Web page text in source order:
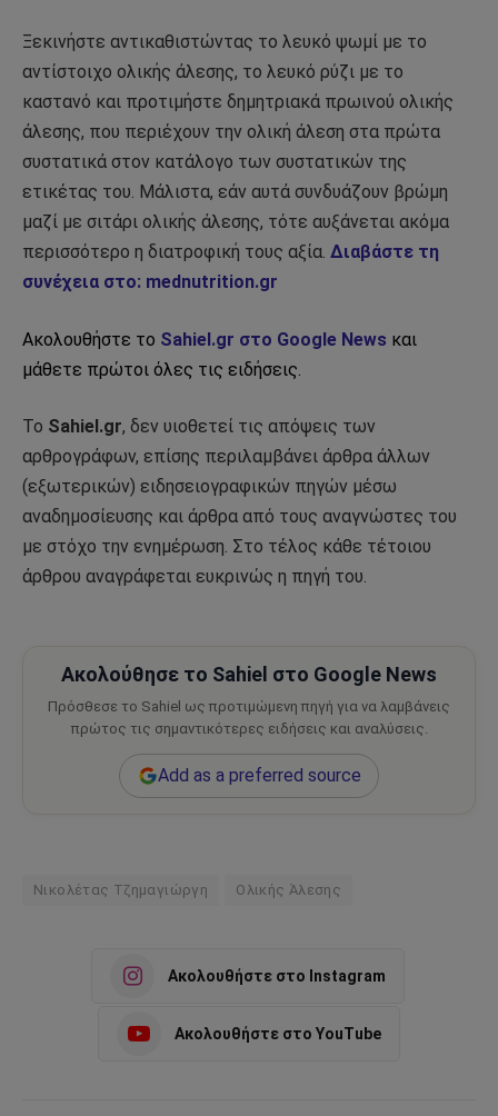
Ξεκινήστε αντικαθιστώντας το λευκό ψωμί με το
αντίστοιχο ολικής άλεσης, το λευκό ρύζι με το
καστανό και προτιμήστε δημητριακά πρωινού ολικής
άλεσης, που περιέχουν την ολική άλεση στα πρώτα
συστατικά στον κατάλογο των συστατικών της
ετικέτας του. Μάλιστα, εάν αυτά συνδυάζουν βρώμη
μαζί με σιτάρι ολικής άλεσης, τότε αυξάνεται ακόμα
περισσότερο η διατροφική τους αξία. Διαβάστε τη
συνέχεια στο: mednutrition.gr
Ακολουθήστε το Sahiel.gr στο Google News και
μάθετε πρώτοι όλες τις ειδήσεις.
Το Sahiel.gr, δεν υιοθετεί τις απόψεις των
αρθρογράφων, επίσης περιλαμβάνει άρθρα άλλων
(εξωτερικών) ειδησειογραφικών πηγών μέσω
αναδημοσίευσης και άρθρα από τους αναγνώστες του
με στόχο την ενημέρωση. Στο τέλος κάθε τέτοιου
άρθρου αναγράφεται ευκρινώς η πηγή του.
Ακολούθησε το Sahiel στο Google News
Πρόσθεσε το Sahiel ως προτιμώμενη πηγή για να λαμβάνεις
πρώτος τις σημαντικότερες ειδήσεις και αναλύσεις.
Add as a preferred source
Νικολέτας Τζημαγιώργη Ολικής Άλεσης
Ακολουθήστε στο Instagram
Ακολουθήστε στο YouTube